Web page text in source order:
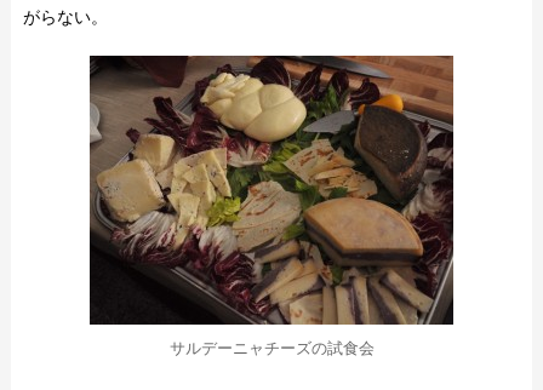
がらない。
サルデーニャチーズの試食会